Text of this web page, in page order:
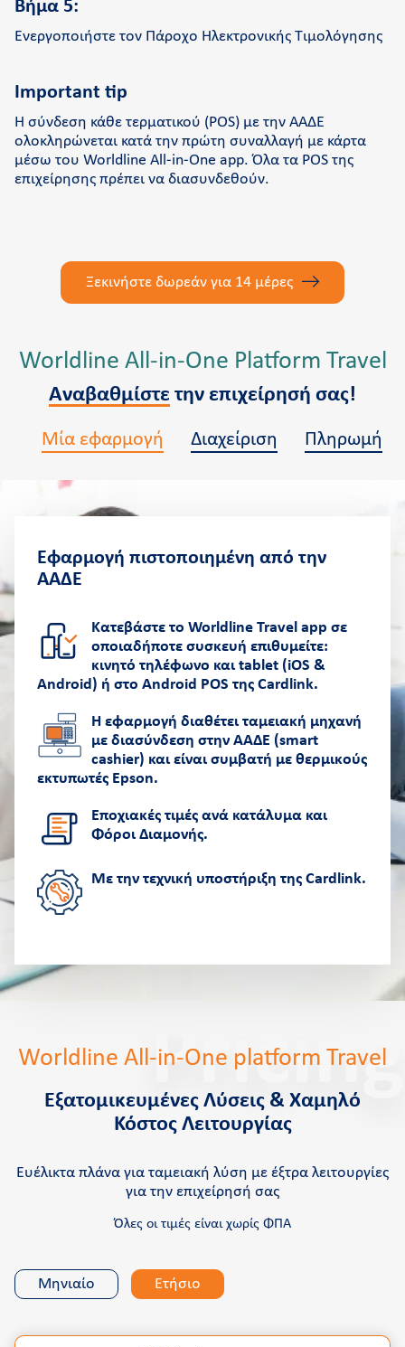
Βήμα 5:
Ενεργοποιήστε τον Πάροχο Ηλεκτρονικής Τιμολόγησης
Important tip
Η σύνδεση κάθε τερματικού (POS) με την ΑΑΔΕ
ολοκληρώνεται κατά την πρώτη συναλλαγή με κάρτα
μέσω του Worldline All-in-One app. Όλα τα POS της
επιχείρησης πρέπει να διασυνδεθούν.
Ξεκινήστε δωρεάν για 14 μέρες
Worldline All-in-One Platform Travel
Αναβαθμίστε την επιχείρησή σας!
Μία εφαρμογή Διαχείριση Πληρωμή
Εφαρμογή πιστοποιημένη από την
ΑΑΔΕ
Κατεβάστε το Worldline Travel app σε
οποιαδήποτε συσκευή επιθυμείτε:
κινητό τηλέφωνο και tablet (iOS &
Android) ή στο Android POS της Cardlink.
H εφαρμογή διαθέτει ταμειακή μηχανή
με διασύνδεση στην ΑΑΔΕ (smart
cashier) και είναι συμβατή με θερμικούς
εκτυπωτές Epson.
Εποχιακές τιμές ανά κατάλυμα και
Φόροι Διαμονής.
Με την τεχνική υποστήριξη της Cardlink.
Pricing
Worldline All-in-One platform Travel
Εξατομικευμένες Λύσεις & Χαμηλό
Κόστος Λειτουργίας
Ευέλικτα πλάνα για ταμειακή λύση με έξτρα λειτουργίες
για την επιχείρησή σας
Όλες οι τιμές είναι χωρίς ΦΠΑ
Μηνιαίο Ετήσιο